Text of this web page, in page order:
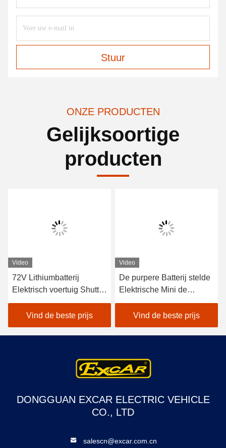
Stuur
ONZE PRODUCTEN
Gelijksoortige
producten
Video
72V Lithiumbatterij
Elektrisch voertuig Shuttle
Bus 18 Passagiers Open
bussen voor sightseeing
Vind de beste prijs
Video
De purpere Batterij stelde
Elektrische Mini de
Clubauto 4 van de
Golfauto 48V Seater in
werking
Vind de beste prijs
DONGGUAN EXCAR ELECTRIC VEHICLE
CO., LTD
salescn@excar.com.cn